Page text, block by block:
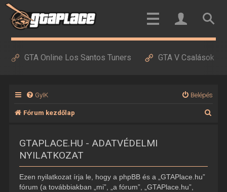
GTA Online Los Santos Tuners GTA V Csalások
GyIK Belépés
Fórum kezdőlap
GTAPLACE.HU - ADATVÉDELMI
NYILATKOZAT
Ezen nyilatkozat írja le, hogy a phpBB és a „GTAPlace.hu”
fórum (a továbbiakban „mi”, „a fórum”, „GTAPlace.hu”,